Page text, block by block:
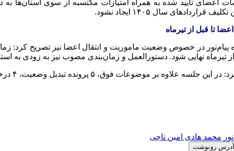
اعضای تایید شده به همراه امتیازات مکتسبه از سوی
سال ۱۴۰۵ ایجاد نشود.
تا قبل از تیرماه
پیام‌نور در خصوص وضعیت ماموریت و انتقال اعضا نیز تصریح کرد:
تیرماه نهایی شود. دستورالعمل و زمان‌بندی مصوب نیز به زودی به
تبدیل وضعیت، ۴ درخواست ماموریت برون‌سازمانی و ۵ درخواست دیگر نیز مورد بررسی و تصمیم‌گیری قرار گرفت.
محمد هادی امین ناجی
آدرس رونوشت